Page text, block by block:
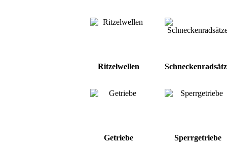
Ritzelwellen
Getriebe
Sperrgetriebe